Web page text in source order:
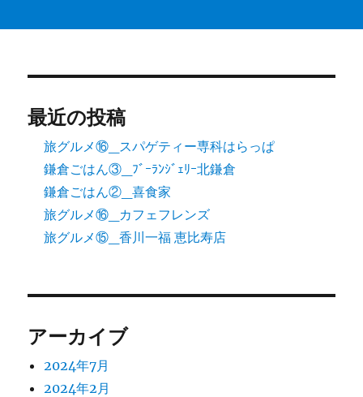
最近の投稿
旅グルメ⑯_スパゲティー専科はらっぱ
鎌倉ごはん③_ﾌﾞｰﾗﾝｼﾞｪﾘｰ北鎌倉
鎌倉ごはん②_喜食家
旅グルメ⑯_カフェフレンズ
旅グルメ⑮_香川一福 恵比寿店
アーカイブ
2024年7月
2024年2月